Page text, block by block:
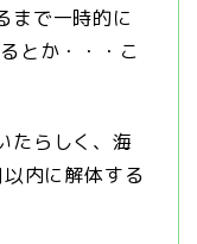
まで一時的に
とか・・・こ
たらしく、海
内に解体する